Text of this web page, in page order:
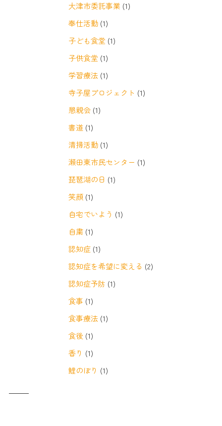
大津市委託事業 (1)
奉仕活動 (1)
子ども食堂 (1)
子供食堂 (1)
学習療法 (1)
寺子屋プロジェクト (1)
懇親会 (1)
書道 (1)
清掃活動 (1)
瀬田東市民センター (1)
琵琶湖の日 (1)
笑顔 (1)
自宅でいよう (1)
自粛 (1)
認知症 (1)
認知症を希望に変える (2)
認知症予防 (1)
食事 (1)
食事療法 (1)
食後 (1)
香り (1)
鯉のぼり (1)